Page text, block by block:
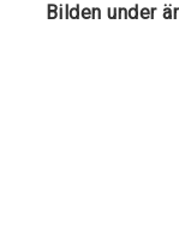
Bilden under